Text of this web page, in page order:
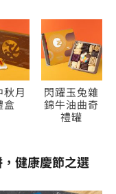
秋月
盒
閃躍玉兔雜
錦牛油曲奇
禮罐
健康慶節之選